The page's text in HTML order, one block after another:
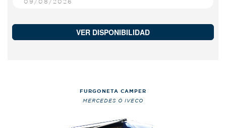
VER DISPONIBILIDAD
FURGONETA CAMPER
MERCEDES Ó IVECO